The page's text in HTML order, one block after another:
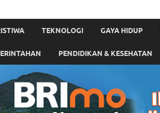
TEKNOLOGI GAYA HIDUP
PENDIDIKAN & KESEHATAN